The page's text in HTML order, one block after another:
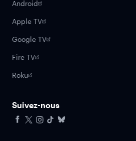
Android
Apple TV
Google TV
Fire TV
Roku
Suivez-nous